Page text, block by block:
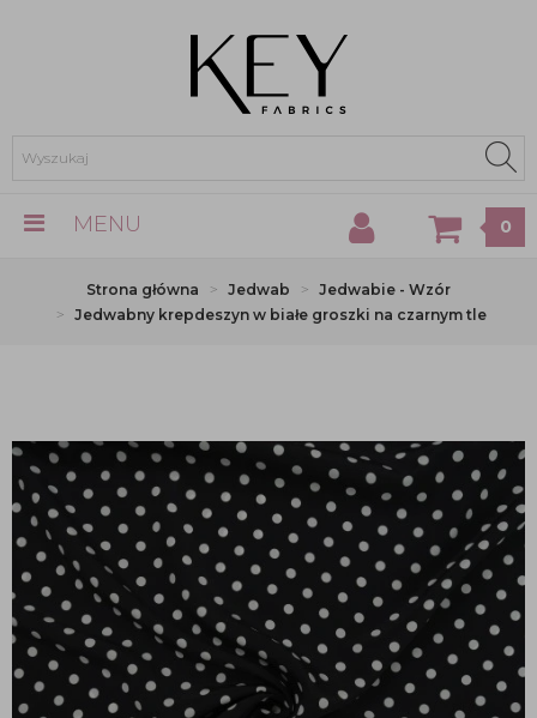
MENU 0
Strona główna Jedwab
Jedwabie - Wzór
Jedwabny krepdeszyn w białe groszki na czarnym tle